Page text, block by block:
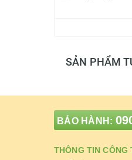
SẢN PHẨM
BẢO HÀNH:
THÔNG TIN CÔNG